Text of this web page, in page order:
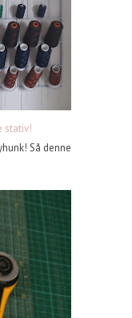
stativ!
Så denne